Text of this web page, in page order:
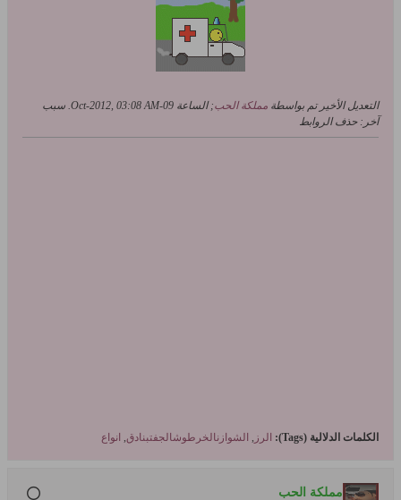
التعديل الأخير تم بواسطة مملكة الحب; الساعة 09-Oct-2012, 03:08 AM
. سبب
آخر: حذف الروابط
الكلمات الدلالية (Tags): الرز , الشوازنالخرطوشالجفتبنادق, انواع
مملكة الحب